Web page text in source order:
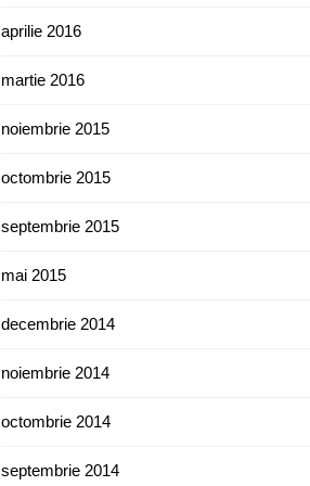
aprilie 2016
martie 2016
noiembrie 2015
octombrie 2015
septembrie 2015
mai 2015
decembrie 2014
noiembrie 2014
octombrie 2014
septembrie 2014